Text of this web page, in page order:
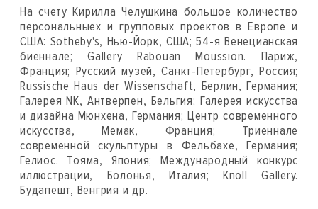
На счету Кирилла Челушкина большое количество
персональныех и групповых проектов в Европе и
США: Sotheby's, Нью-Йорк, США; 54-я Венецианская
биеннале; Gallery Rabouan Moussion. Париж,
Франция; Русский музей, Санкт-Петербург, Россия;
Russische Haus der Wissenschaft, Берлин, Германия;
Галерея NK, Антверпен, Бельгия; Галерея искусства
и дизайна Мюнхена, Германия; Центр современного
искусства, Мемак, Франция; Триеннале
современной скульптуры в Фельбахе, Германия;
Гелиос. Тояма, Япония; Международный конкурс
иллюстрации, Болонья, Италия; Knoll Gallery.
Будапешт, Венгрия и др.